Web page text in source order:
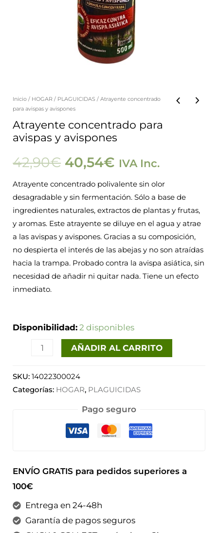
Inicio / HOGAR / PLAGUICIDAS / Atrayente concentrado
para avispas y avispones
Atrayente concentrado para
avispas y avispones
42,90€
El
precio
original
era:
42,90€.
40,54€
El
precio
actual
es:
40,54€.
IVA Inc.
Atrayente concentrado polivalente sin olor
desagradable y sin fermentación. Sólo a base de
ingredientes naturales, extractos de plantas y frutas,
y aromas. Este atrayente se diluye en el agua y atrae
a las avispas y avispones. Gracias a su composición,
no despierta el interés de las abejas y no son atraídas
hacia la trampa. Probado contra la avispa asiática, sin
necesidad de añadir ni quitar nada. Tiene un efecto
inmediato.
Disponibilidad: 2 disponibles
Atrayente
para
avispas
y
cantidad
AÑADIR AL CARRITO
SKU:14022300024
Categorías: HOGAR, PLAGUICIDAS
Pago seguro
ENVÍO GRATIS para pedidos superiores a
100€
Entrega en 24-48h
Garantía de pagos seguros